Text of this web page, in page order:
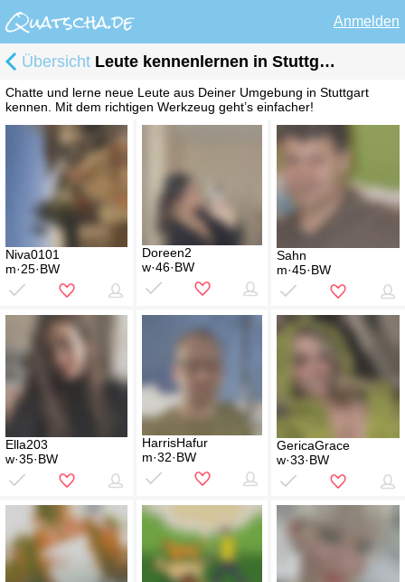
Anmelden
Übersicht Leute kennenlernen in Stuttgart
Chatte und lerne neue Leute aus Deiner Umgebung in Stuttgart
kennen. Mit dem richtigen Werkzeug geht’s einfacher!
Niva0101
m·25·BW
Doreen2
w·46·BW
Sahn
m·45·BW
Ella203
w·35·BW
HarrisHafur
m·32·BW
GericaGrace
w·33·BW